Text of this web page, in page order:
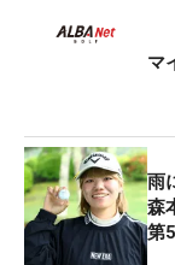
マ
雨
森
第